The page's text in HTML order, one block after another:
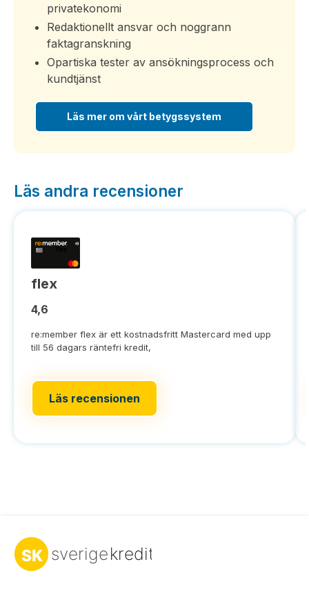
privatekonomi
Redaktionellt ansvar och noggrann
faktagranskning
Opartiska tester av ansökningsprocess och
kundtjänst
Läs mer om vårt betygssystem
Läs andra recensioner
flex
4,6
re:member flex är ett kostnadsfritt Mastercard med upp
till 56 dagars räntefri kredit,
Läs recensionen